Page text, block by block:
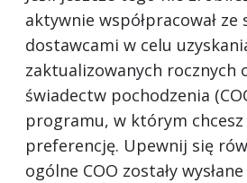
aktywnie współpracował ze
dostawcami w celu
zaktualizowanych rocznych
świadectw pochodzenia
programu, w którym
preferencję. Upewnij się
ogólne COO zostały